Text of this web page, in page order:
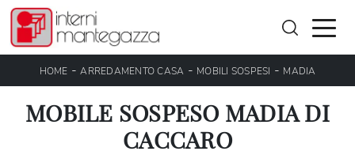
HOME -ARREDAMENTO CASA - MOBILI SOSPESI - MADIA
MOBILE SOSPESO MADIA DI
CACCARO